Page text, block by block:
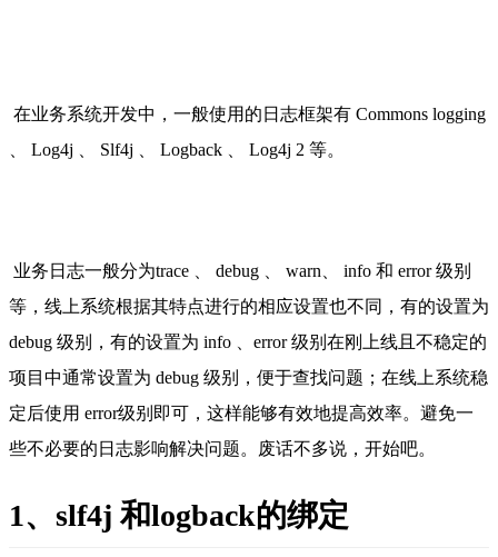
在业务系统开发中，一般使用的日志框架有 Commons logging
、 Log4j 、 Slf4j 、 Logback 、 Log4j 2 等。
业务日志一般分为trace 、 debug 、 warn、 info 和 error 级别
等，线上系统根据其特点进行的相应设置也不同，有的设置为
debug 级别，有的设置为 info 、error 级别在刚上线且不稳定的
项目中通常设置为 debug 级别，便于查找问题；在线上系统稳
定后使用 error级别即可，这样能够有效地提高效率。避免一
些不必要的日志影响解决问题。废话不多说，开始吧。
1、slf4j 和logback的绑定